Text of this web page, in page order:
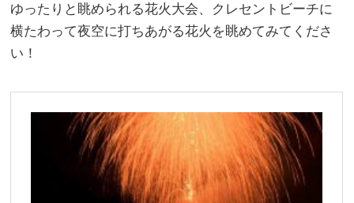
ゆったりと眺められる花火大会、クレセントビーチに
横たわって夜空に打ちあがる花火を眺めてみてくださ
い！